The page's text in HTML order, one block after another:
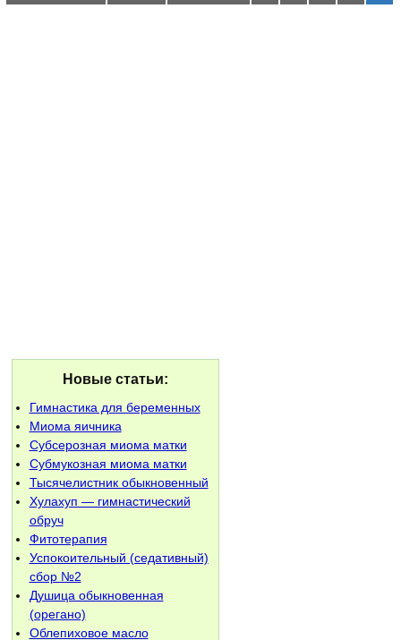
Новые статьи:
Гимнастика для беременных
Миома яичника
Субсерозная миома матки
Субмукозная миома матки
Тысячелистник обыкновенный
Хулахуп — гимнастический
обруч
Фитотерапия
Успокоительный (седативный)
сбор №2
Душица обыкновенная
(орегано)
Облепиховое масло